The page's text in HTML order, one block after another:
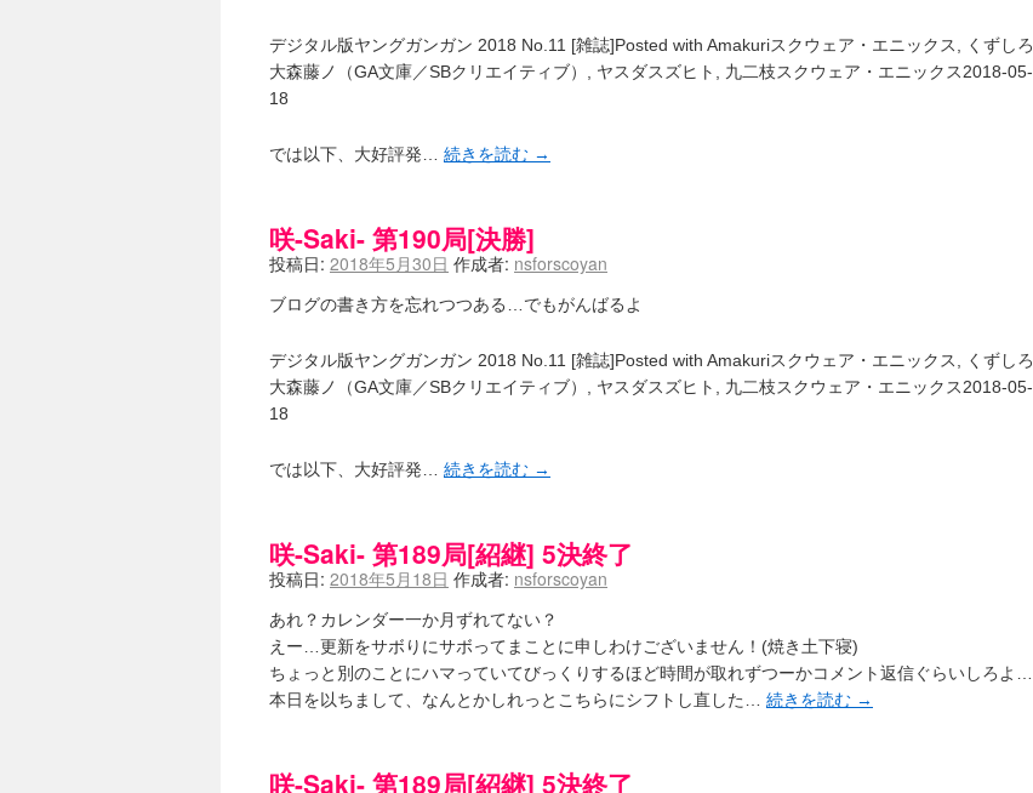
デジタル版ヤングガンガン 2018 No.11 [雑誌]Posted with Amakuriスクウェア・エニックス, くずしろ,
大森藤ノ（GA文庫／SBクリエイティブ）, ヤスダスズヒト, 九二枝スクウェア・エニックス2018-05-
18
では以下、大好評発… 続きを読む →
咲-Saki- 第190局[決勝]
投稿日: 2018年5月30日 作成者: nsforscoyan
ブログの書き方を忘れつつある…でもがんばるよ
デジタル版ヤングガンガン 2018 No.11 [雑誌]Posted with Amakuriスクウェア・エニックス, くずしろ,
大森藤ノ（GA文庫／SBクリエイティブ）, ヤスダスズヒト, 九二枝スクウェア・エニックス2018-05-
18
では以下、大好評発… 続きを読む →
咲-Saki- 第189局[紹継] 5決終了
投稿日: 2018年5月18日 作成者: nsforscoyan
あれ？カレンダー一か月ずれてない？
えー…更新をサボりにサボってまことに申しわけございません！(焼き土下寝)
ちょっと別のことにハマっていてびっくりするほど時間が取れずつーかコメント返信ぐらいしろよ…
本日を以ちまして、なんとかしれっとこちらにシフトし直した… 続きを読む →
咲-Saki- 第189局[紹継] 5決終了